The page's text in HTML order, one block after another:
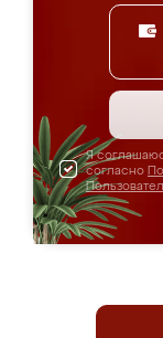
Я
согласно